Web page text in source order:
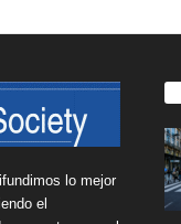
lo mejor
el